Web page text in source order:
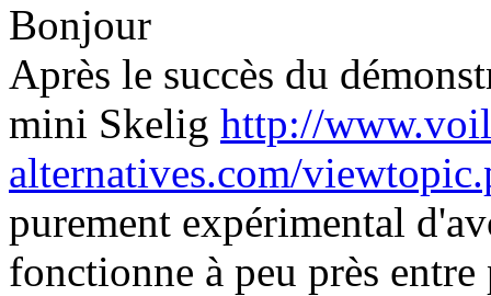
Bonjour
Après le succès du
mini Skelig http://
alternatives.com/
purement expérimental
fonctionne à peu près